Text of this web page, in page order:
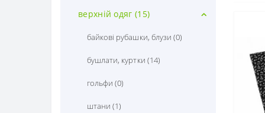
верхній одяг (15)
байкові рубашки, блузи (0)
бушлати, куртки (14)
гольфи (0)
штани (1)